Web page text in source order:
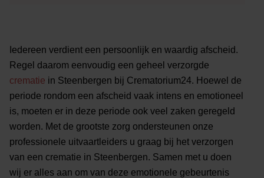
Iedereen verdient een persoonlijk en waardig afscheid.
Regel daarom eenvoudig een geheel verzorgde
crematie in Steenbergen bij Crematorium24. Hoewel de
periode rondom een afscheid vaak intens en emotioneel
is, moeten er in deze periode ook veel zaken geregeld
worden. Met de grootste zorg ondersteunen onze
professionele uitvaartleiders u graag bij het verzorgen
van een crematie in Steenbergen. Samen met u doen
wij er alles aan om van deze emotionele gebeurtenis